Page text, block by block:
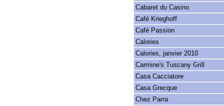
Cabaret du Casino
Café Krieghoff
Café Passion
Calories
Calories, janvier 2010
Carmine's Tuscany Grill
Casa Cacciatore
Casa Grecque
Chez Parra